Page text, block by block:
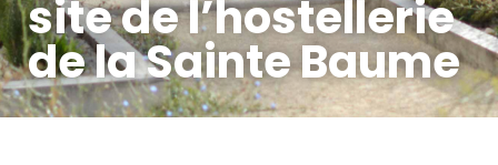
site de l’hostellerie
de la Sainte Baume